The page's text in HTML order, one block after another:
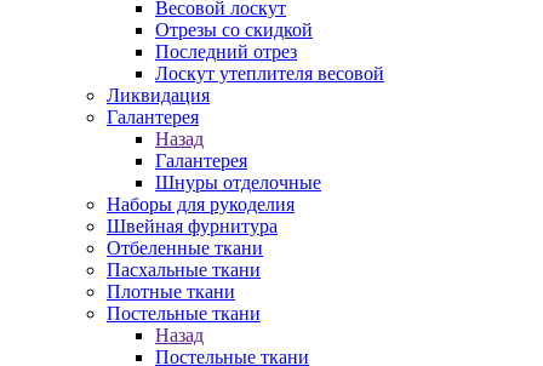
Весовой лоскут
Отрезы со скидкой
Последний отрез
Лоскут утеплителя весовой
Ликвидация
Галантерея
Назад
Галантерея
Шнуры отделочные
Наборы для рукоделия
Швейная фурнитура
Отбеленные ткани
Пасхальные ткани
Плотные ткани
Постельные ткани
Назад
Постельные ткани